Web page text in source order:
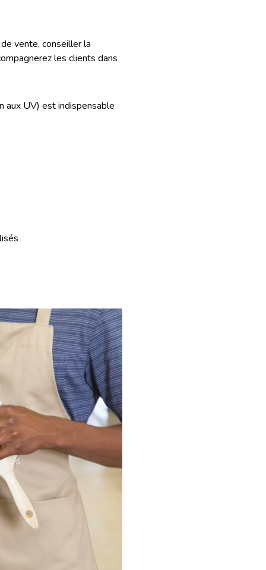
vente, conseiller la
les clients dans
aux UV) est indispensable